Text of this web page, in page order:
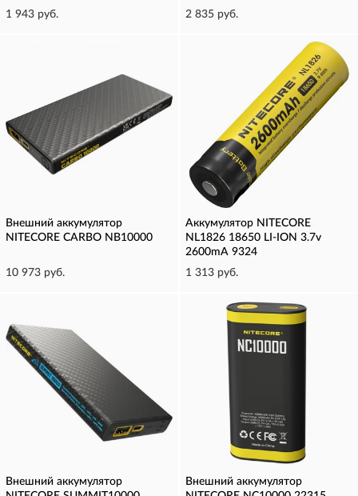
1 943 руб.
2 835 руб.
Внешний аккумулятор
NITECORE CARBO NB10000
10 973 руб.
Аккумулятор NITECORE
NL1826 18650 LI-ION 3.7v
2600mA 9324
1 313 руб.
Внешний аккумулятор
Внешний аккумулятор